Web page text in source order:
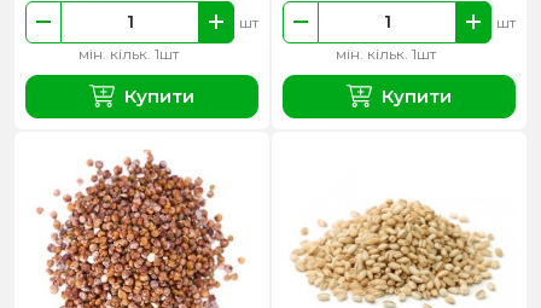
мін. кільк. 1шт
шт
Купити
мін. кільк. 1шт
шт
Купити